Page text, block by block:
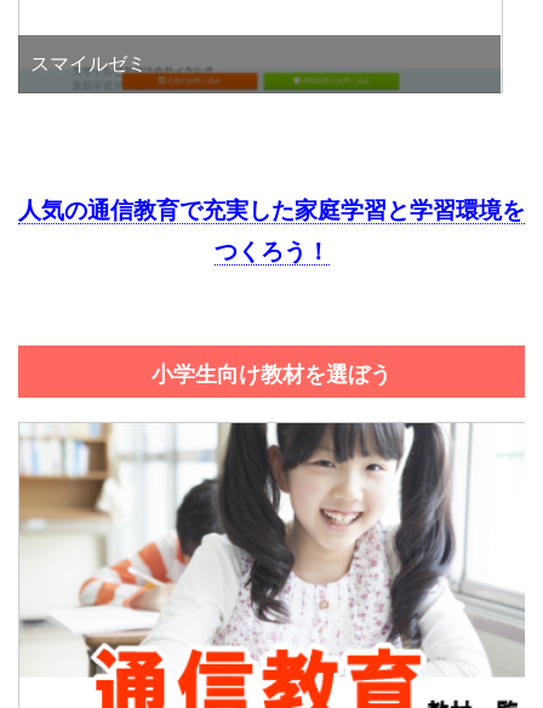
スマイルゼミ
人気の通信教育で充実した家庭学習と学習環境を
つくろう！
小学生向け教材を選ぼう